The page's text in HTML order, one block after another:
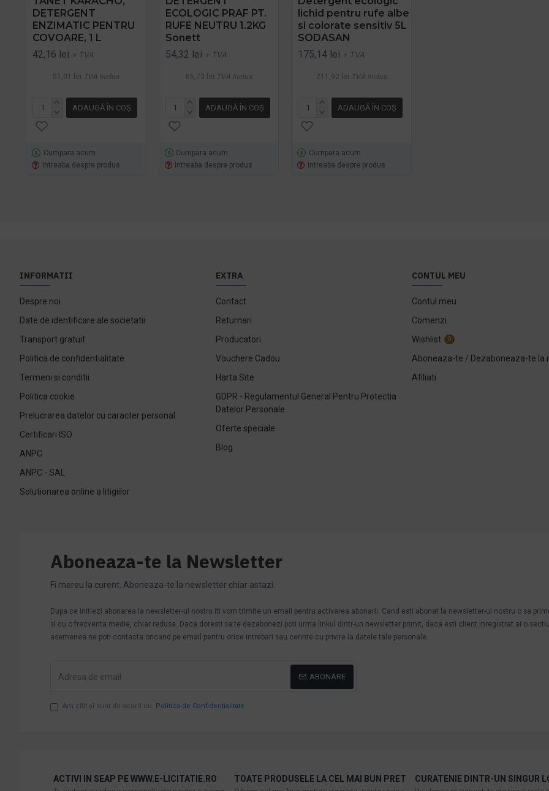
DETERGENT
ENZIMATIC PENTRU
COVOARE, 1 L
42,16 lei + TVA
51,01 lei TVA inclus
ADAUGĂ ÎN COŞ
Cumpara acum
Intreaba despre produs
ECOLOGIC PRAF PT.
RUFE NEUTRU 1.2KG
Sonett
54,32 lei + TVA
65,73 lei TVA inclus
ADAUGĂ ÎN COŞ
Cumpara acum
Intreaba despre produs
lichid pentru rufe albe
si colorate sensitiv 5L
SODASAN
175,14 lei + TVA
211,92 lei TVA inclus
ADAUGĂ ÎN COŞ
Cumpara acum
Intreaba despre produs
INFORMATII
Despre noi
Date de identificare ale societatii
Transport gratuit
Politica de confidentialitate
Termeni si conditii
Politica cookie
Prelucrarea datelor cu caracter personal
Certificari ISO
ANPC
ANPC - SAL
Solutionarea online a litigiilor
EXTRA
Contact
Returnari
Producatori
Vouchere Cadou
Harta Site
GDPR - Regulamentul General Pentru Protectia
Datelor Personale
Oferte speciale
Blog
CONTUL MEU
Contul meu
Comenzi
Wishlist
0
Aboneaza-te / Dezaboneaza-te la
Afiliati
Aboneaza-te la Newsletter
Fi mereu la curent. Aboneaza-te la newsletter chiar astazi.
Dupa ce initiezi abonarea la newsletter-ul nostru iti vom trimite un email pentru activarea abonarii. Cand esti abonat la newsletter-ul nostru o sa
si cu o frecventa medie, chiar redusa. Daca doresti sa te dezabonezi poti urma linkul dintr-un newsletter primit, daca esti client inregistrat ai o
asemenea ne poti contacta oricand pe email pentru orice intrebari sau cerinte cu privire la datele tale personale.
ABONARE
Am citit şi sunt de acord cu Politica de Confidentialitate
ACTIVI IN SEAP PE WWW.E-LICITATIE.RO TOATE PRODUSELE LA CEL MAI BUN PRET CURATENIE DINTR-UN SINGUR